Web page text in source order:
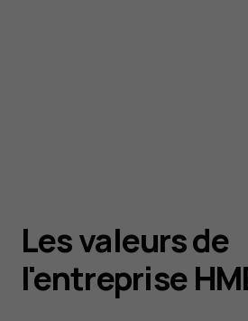
Les valeurs de
l'entreprise